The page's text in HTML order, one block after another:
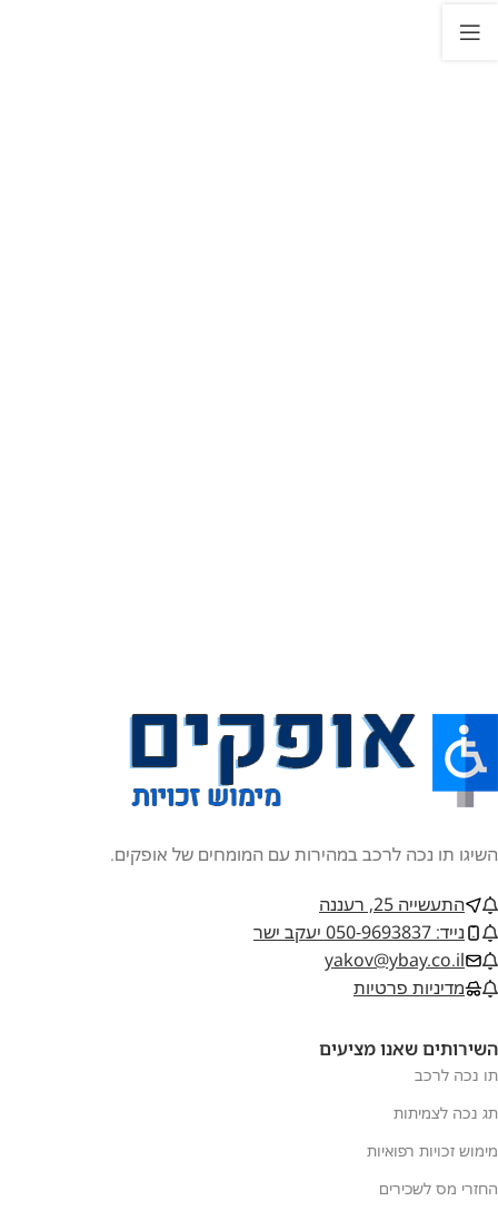
השירותים שאנו מציעים
תו נכה לרכב
תג נכה לצמיתות
מימוש זכויות רפואיות
החזרי מס לשכירים
השיגו תו נכה לרכב במהירות עם המומחים של אופקים.
התעשייה 25, רעננה
נייד: 050-9693837 יעקב ישר
yakov@ybay.co.il
מדיניות פרטיות